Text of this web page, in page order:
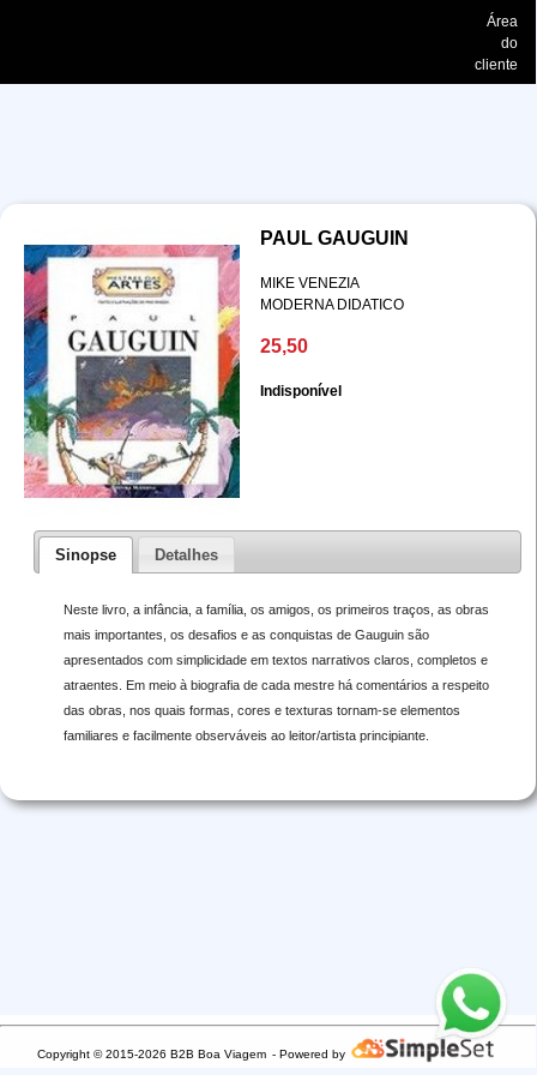
Área
do
cliente
PAUL GAUGUIN
MIKE VENEZIA
MODERNA DIDATICO
25,50
Indisponível
Sinopse Detalhes
Neste livro, a infância, a família, os amigos, os primeiros traços, as obras
mais importantes, os desafios e as conquistas de Gauguin são
apresentados com simplicidade em textos narrativos claros, completos e
atraentes. Em meio à biografia de cada mestre há comentários a respeito
das obras, nos quais formas, cores e texturas tornam-se elementos
familiares e facilmente observáveis ao leitor/artista principiante.
Copyright © 2015-2026 B2B Boa Viagem - Powered by